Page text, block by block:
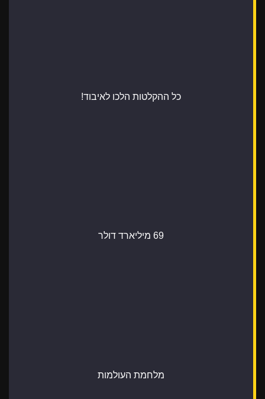
כל ההקלטות הלכו לאיבוד!
69 מיליארד דולר
מלחמת העולמות